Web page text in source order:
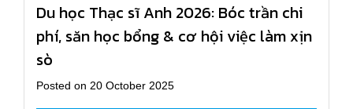
Du học Thạc sĩ Anh 2026: Bóc trần chi
phí, săn học bổng & cơ hội việc làm xịn
sò
Posted on 20 October 2025